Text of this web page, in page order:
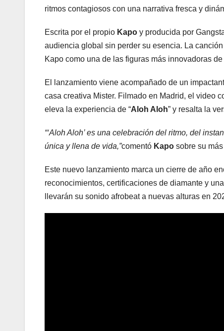
ritmos contagiosos con una narrativa fresca y
Escrita por el propio Kapo y producida por
audiencia global sin perder su esencia. La
Kapo como una de las figuras más innovadoras
El lanzamiento viene acompañado de un
casa creativa Mister. Filmado en Madrid, el video
eleva la experiencia de “Aloh Aloh” y resalta la
“‘Aloh Aloh’ es una celebración del ritmo, del
única y llena de vida,”comentó Kapo sobre su
Este nuevo lanzamiento marca un cierre de año
reconocimientos, certificaciones de diamante y
llevarán su sonido afrobeat a nuevas alturas en